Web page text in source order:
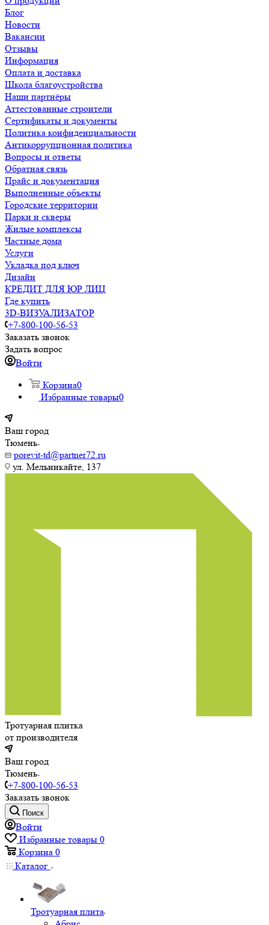
Блог
Новости
Вакансии
Отзывы
Информация
Оплата и доставка
Школа благоустройства
Наши партнёры
Аттестованные строители
Сертификаты и документы
Политика конфиденциальности
Антикоррупционная политика
Вопросы и ответы
Обратная связь
Прайс и документация
Выполненные объекты
Городские территории
Парки и скверы
Жилые комплексы
Частные дома
Услуги
Укладка под ключ
Дизайн
КРЕДИТ ДЛЯ ЮР ЛИЦ
Где купить
3D-ВИЗУАЛИЗАТОР
+7-800-100-56-53
Заказать звонок
Задать вопрос
Войти
Корзина0
Избранные товары0
Ваш город
Тюмень
porevit-td@partner72.ru
ул. Мельникайте, 137
Тротуарная плитка
от производителя
Ваш город
Тюмень
+7-800-100-56-53
Заказать звонок
Поиск
Войти
Избранные товары 0
Корзина 0
Каталог
Тротуарная плита